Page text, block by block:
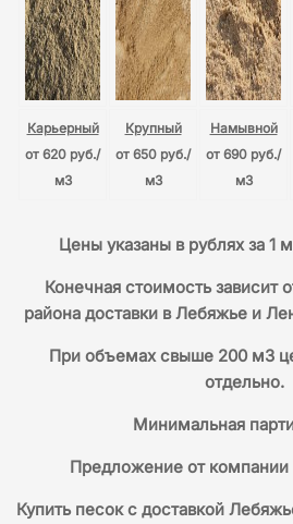
Карьерный
от 620 руб./
м3
Крупный
от 650 руб./
м3
Намывной
от 690 руб./
м3
Цены указаны в рублях за 1
Конечная стоимость зависит
района доставки в Лебяжье и
При объемах свыше 200 м3
отдельно.
Минимальная
Предложение от компании
Купить песок с доставкой